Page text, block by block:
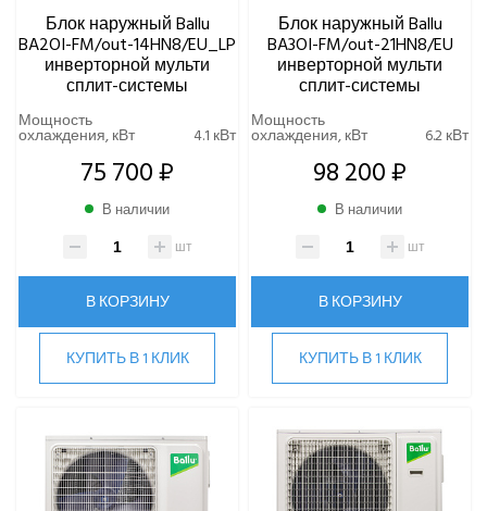
FUNAI
Gree
Green
Hi
HIGH LIFE
LAMPRECHT
LEGION
Lessar
Marsa
Midea
MDV
Блок наружный Ballu
BA2OI-FM/out-14HN8/EU_LP
инверторной мульти
сплит-системы
Мощность
охлаждения, кВт 4.1 кВт
75 700 ₽
В наличии
шт
В КОРЗИНУ
КУПИТЬ В 1 КЛИК
Блок наружный Ballu
BA3OI-FM/out-21HN8/EU
инверторной мульти
сплит-системы
Мощность
охлаждения, кВт 6.2 кВт
98 200 ₽
В наличии
шт
В КОРЗИНУ
КУПИТЬ В 1 КЛИК